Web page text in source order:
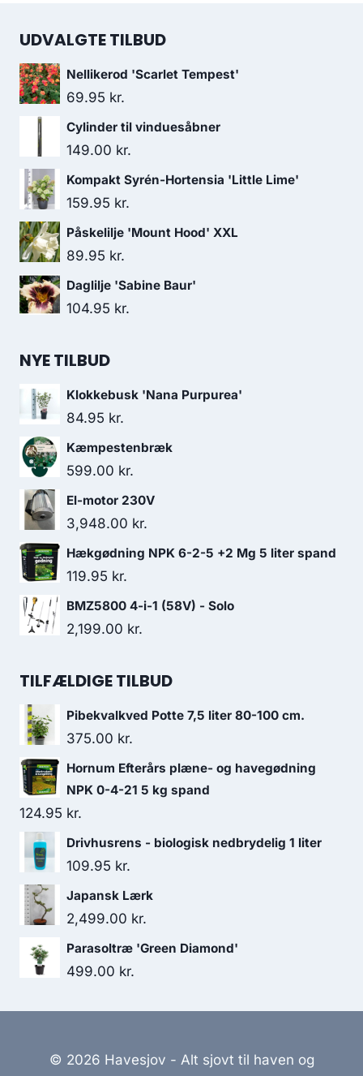
UDVALGTE TILBUD
Nellikerod 'Scarlet Tempest'
69.95 kr.
Cylinder til vinduesåbner
149.00 kr.
Kompakt Syrén-Hortensia 'Little Lime'
159.95 kr.
Påskelilje 'Mount Hood' XXL
89.95 kr.
Daglilje 'Sabine Baur'
104.95 kr.
NYE TILBUD
Klokkebusk 'Nana Purpurea'
84.95 kr.
Kæmpestenbræk
599.00 kr.
El-motor 230V
3,948.00 kr.
Hækgødning NPK 6-2-5 +2 Mg 5 liter spand
119.95 kr.
BMZ5800 4-i-1 (58V) - Solo
2,199.00 kr.
TILFÆLDIGE TILBUD
Pibekvalkved Potte 7,5 liter 80-100 cm.
375.00 kr.
Hornum Efterårs plæne- og havegødning
NPK 0-4-21 5 kg spand
124.95 kr.
Drivhusrens - biologisk nedbrydelig 1 liter
109.95 kr.
Japansk Lærk
2,499.00 kr.
Parasoltræ 'Green Diamond'
499.00 kr.
© 2026 Havesjov - Alt sjovt til haven og